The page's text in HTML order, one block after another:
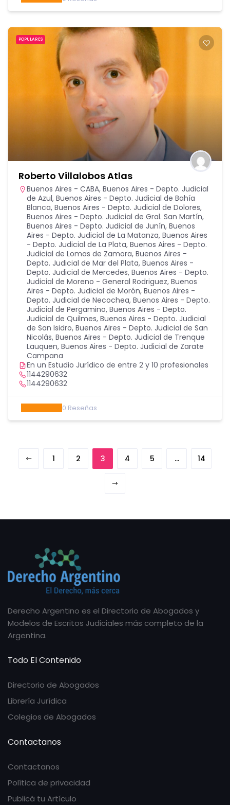
POPULARES
Roberto Villalobos Atlas
Buenos Aires - CABA, Buenos Aires - Depto. Judicial
de Azul, Buenos Aires - Depto. Judicial de Bahía
Blanca, Buenos Aires - Depto. Judicial de Dolores,
Buenos Aires - Depto. Judicial de Gral. San Martín,
Buenos Aires - Depto. Judicial de Junín, Buenos
Aires - Depto. Judicial de La Matanza, Buenos Aires
- Depto. Judicial de La Plata, Buenos Aires - Depto.
Judicial de Lomas de Zamora, Buenos Aires -
Depto. Judicial de Mar del Plata, Buenos Aires -
Depto. Judicial de Mercedes, Buenos Aires - Depto.
Judicial de Moreno - General Rodriguez, Buenos
Aires - Depto. Judicial de Morón, Buenos Aires -
Depto. Judicial de Necochea, Buenos Aires - Depto.
Judicial de Pergamino, Buenos Aires - Depto.
Judicial de Quilmes, Buenos Aires - Depto. Judicial
de San Isidro, Buenos Aires - Depto. Judicial de San
Nicolás, Buenos Aires - Depto. Judicial de Trenque
Lauquen, Buenos Aires - Depto. Judicial de Zarate
Campana
En un Estudio Jurídico de entre 2 y 10 profesionales
1144290632
1144290632
0 Reseñas
1 2 3 4 5 … 14
Derecho Argentino es el Directorio de Abogados y
Modelos de Escritos Judiciales más completo de la
Argentina.
Todo El Contenido
Directorio de Abogados
Librería Jurídica
Colegios de Abogados
Contactanos
Contactanos
Política de privacidad
Publicá tu Artículo